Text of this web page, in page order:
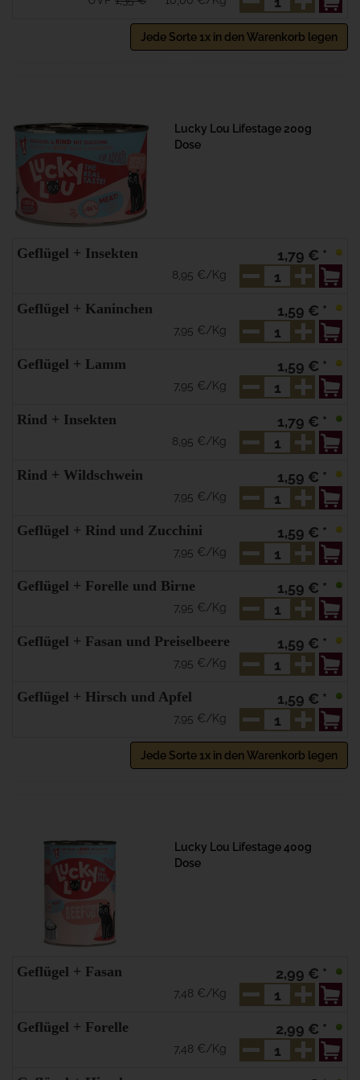
Jede Sorte 1x in den Warenkorb legen
Lucky Lou Lifestage 200g
Dose
Geflügel + Insekten 1,79 € *
8,95 €/Kg
Geflügel + Kaninchen 1,59 € *
7,95 €/Kg
Geflügel + Lamm 1,59 € *
7,95 €/Kg
Rind + Insekten 1,79 € *
8,95 €/Kg
Rind + Wildschwein 1,59 € *
7,95 €/Kg
Geflügel + Rind und Zucchini 1,59 € *
7,95 €/Kg
Geflügel + Forelle und Birne 1,59 € *
7,95 €/Kg
Geflügel + Fasan und Preiselbeere 1,59 € *
7,95 €/Kg
Geflügel + Hirsch und Apfel 1,59 € *
7,95 €/Kg
Jede Sorte 1x in den Warenkorb legen
Lucky Lou Lifestage 400g
Dose
Geflügel + Fasan 2,99 € *
7,48 €/Kg
Geflügel + Forelle 2,99 € *
7,48 €/Kg